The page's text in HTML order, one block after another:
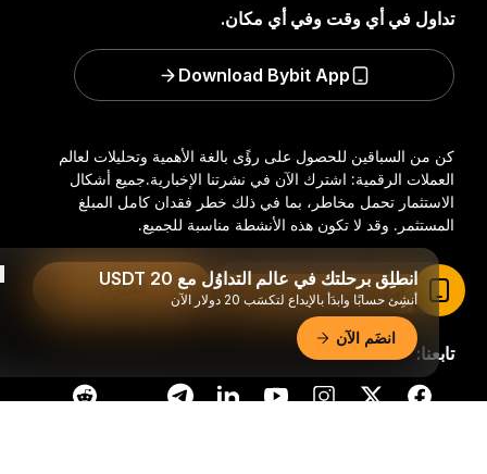
كن من السباقين للحصول على رؤًى بالغة الأهمية وتحليلات لعالم
العملات الرقمية: اشترك الآن في نشرتنا الإخبارية.جميع أشكال
الاستثمار تحمل مخاطر، بما في ذلك خطر فقدان كامل المبلغ
المستثمر. وقد لا تكون هذه الأنشطة مناسبة للجميع.
اشترك
تابعنا:
تداول في أي وقت وفي أي مكان.
Download Bybit App
انطلِق برحلتك في عالم التداوُل مع 20 USDT
أنشِئ حسابًا وابدَأ بالإيداع لتكسَب 20 دولار الآن
انضَم الآن
اقرأ المقال في تطبيق Bybit